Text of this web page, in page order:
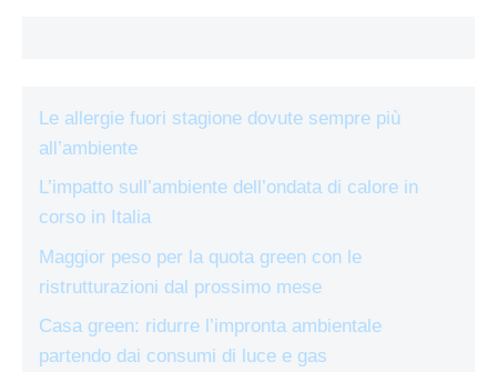
Le allergie fuori stagione dovute sempre più
all’ambiente
L’impatto sull’ambiente dell’ondata di calore in
corso in Italia
Maggior peso per la quota green con le
ristrutturazioni dal prossimo mese
Casa green: ridurre l’impronta ambientale
partendo dai consumi di luce e gas